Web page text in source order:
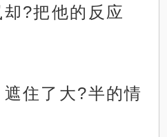
?把他的反应
住了大?半的情